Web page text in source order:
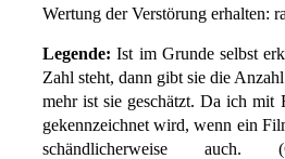
Wertung der Verstörung erhalten:
Legende: Ist im Grunde selbst
Zahl steht, dann gibt sie die
mehr ist sie geschätzt. Da ich mit
gekennzeichnet wird, wenn ein
schändlicherweise auch.